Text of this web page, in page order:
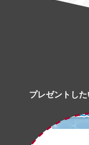
プレゼントし